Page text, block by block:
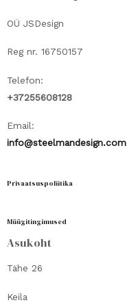
OÜ JSDesign
Reg nr. 16750157
Telefon:
+37255608128
Email:
info@steelmandesign.com
Privaatsuspoliitika
Müügitingimused
Asukoht
Tähe 26
Keila